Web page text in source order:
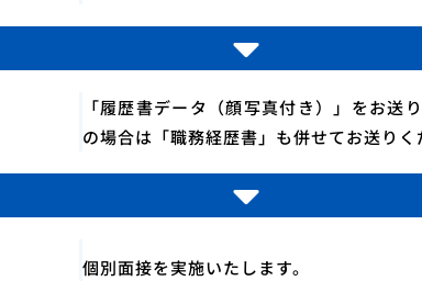
「履歴書データ（顔写真付き）」をお送
の場合は「職務経歴書」も併せてお送りく
個別面接を実施いたします。